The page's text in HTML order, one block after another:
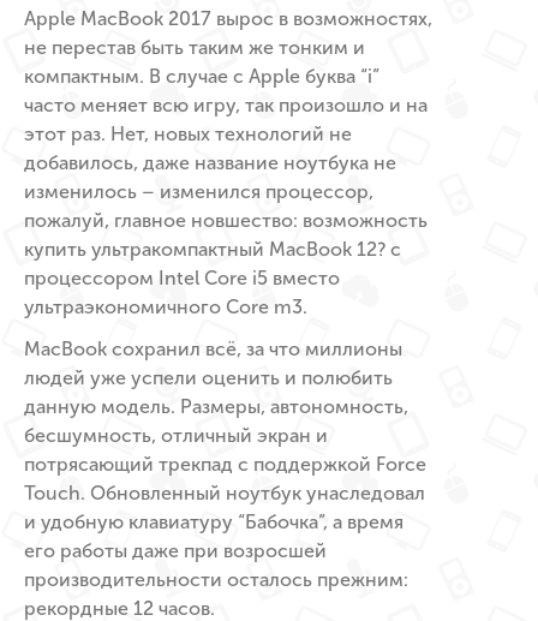
Apple MacBook 2017 вырос в возможностях,
не перестав быть таким же тонким и
компактным. В случае с Apple буква “i”
часто меняет всю игру, так произошло и на
этот раз. Нет, новых технологий не
добавилось, даже название ноутбука не
изменилось – изменился процессор,
пожалуй, главное новшество: возможность
купить ультракомпактный MacBook 12? с
процессором Intel Core i5 вместо
ультраэкономичного Core m3.
MacBook сохранил всё, за что миллионы
людей уже успели оценить и полюбить
данную модель. Размеры, автономность,
бесшумность, отличный экран и
потрясающий трекпад с поддержкой Force
Touch. Обновленный ноутбук унаследовал
и удобную клавиатуру “Бабочка”, а время
его работы даже при возросшей
производительности осталось прежним:
рекордные 12 часов.